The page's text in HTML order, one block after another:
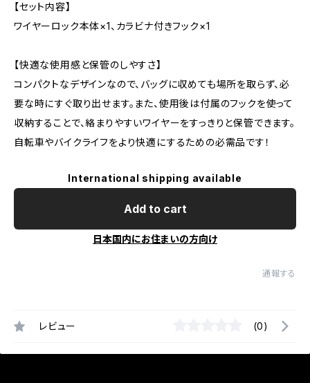
【セット内容】
ワイヤーロック本体×1、カラビナ付きフック×1
【快適な使用感と保管のしやすさ】
コンパクトなデザインなので、バッグに収めても場所を取らず、必
要な時にすぐ取り出せます。また、使用後は付属のフックを使って
収納することで、絡まりやすいワイヤーをすっきりと保管できます。
自転車やバイクライフをより快適にするための必需品です！
International shipping available
Add to cart
日本国内にお住まいの方向け
通報する
レビュー (0)